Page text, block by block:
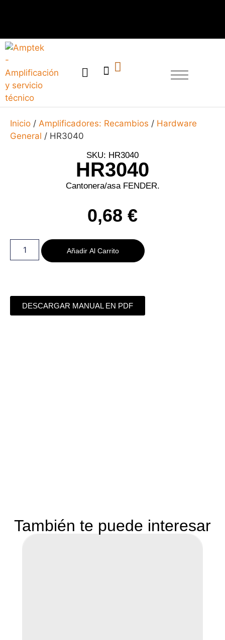
Inicio / Amplificadores: Recambios / Hardware
General / HR3040
SKU: HR3040
HR3040
Cantonera/asa FENDER.
0,68 €
Añadir Al Carrito
DESCARGAR MANUAL EN PDF
También te puede interesar